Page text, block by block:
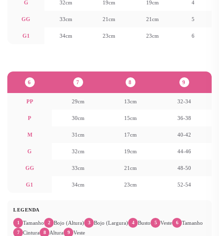
G 32cm 19cm 19cm 4
GG 33cm 21cm 21cm 5
G1 34cm 23cm 23cm 6
6 7 8 9
PP 29cm 13cm 32-34
P 30cm 15cm 36-38
M 31cm 17cm 40-42
G 32cm 19cm 44-46
GG 33cm 21cm 48-50
G1 34cm 23cm 52-54
LEGENDA
1 Tamanho 2 Bojo (Altura) 3 Bojo (Largura) 4 Busto 5 Veste 6 Tamanho
7 Cintura 8 Altura 9 Veste